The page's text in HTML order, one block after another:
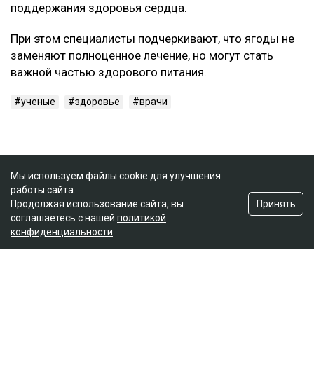
поддержания здоровья сердца.
При этом специалисты подчеркивают, что ягоды не
заменяют полноценное лечение, но могут стать
важной частью здорового питания.
ученые здоровье врачи
Мы используем файлы cookie для улучшения
работы сайта.
Продолжая использование сайта, вы
соглашаетесь с нашей политикой
конфиденциальности
Принять